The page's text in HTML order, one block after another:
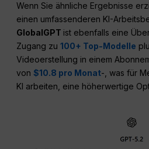
Wenn Sie ähnliche Ergebnisse
einen umfassenderen KI-
GlobalGPT ist ebenfalls eine
Zugang zu100+ Top-Modelle
Videoerstellung in einem
von$10.8 pro Monat-, was für
KI arbeiten, eine höherwertige